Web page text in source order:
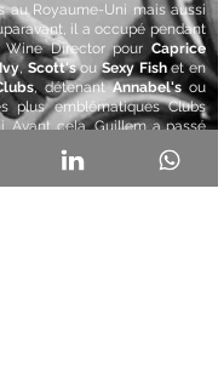
au Royaume-Uni mais aussi
il a occupé pendant
Director pour Caprice
, Scott'souSexy Fishet en
, détenantAnnabel's ou
plus emblématiques Clubs
Avant cela, Guillem a passé
chef-entrepreneur
adjoint des boissons. Il
deGérard Margeon, 27